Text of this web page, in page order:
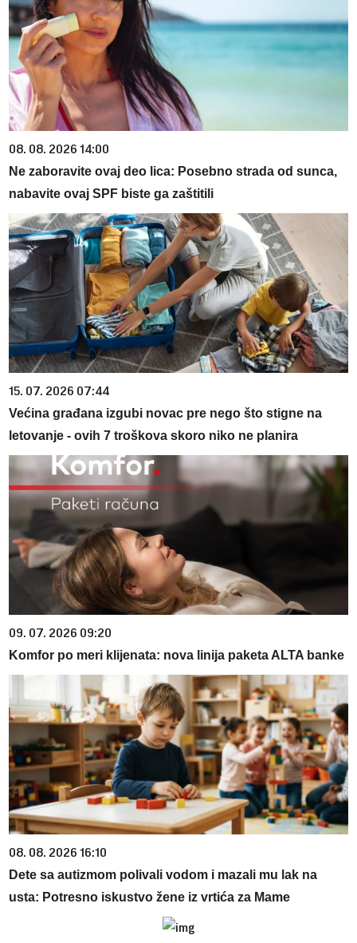
08. 08. 2026 14:00
Ne zaboravite ovaj deo lica: Posebno strada od sunca,
nabavite ovaj SPF biste ga zaštitili
15. 07. 2026 07:44
Većina građana izgubi novac pre nego što stigne na
letovanje - ovih 7 troškova skoro niko ne planira
09. 07. 2026 09:20
Komfor po meri klijenata: nova linija paketa ALTA banke
08. 08. 2026 16:10
Dete sa autizmom polivali vodom i mazali mu lak na
usta: Potresno iskustvo žene iz vrtića za Mame